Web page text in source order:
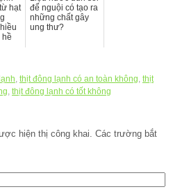
hạt
để nguội có tạo ra
những chất gây
ung thư?
thịt đông lạnh có an toàn không thịt
thịt đông lạnh có tốt không
hiện thị công khai. Các trường bắt